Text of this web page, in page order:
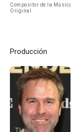
Compositor de la Música
Original
Producción